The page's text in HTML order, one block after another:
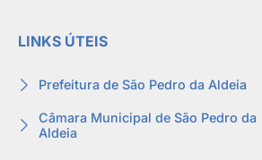
LINKS ÚTEIS
Prefeitura de São Pedro da Aldeia
Câmara Municipal de São Pedro da
Aldeia